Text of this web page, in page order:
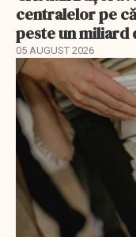
centralelor pe
peste un miliard
05 AUGUST 2026